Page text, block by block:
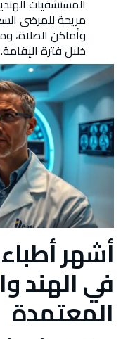
مريحة للمرضى
وأماكن الصلاة،
خلال فترة الإقامة.
أشهر
في الهند
المعتمدة